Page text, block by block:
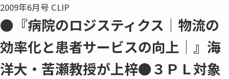
2009年6月号 CLIP
●『病院のロジスティクス│物流の
効率化と患者サービスの向上│』海
洋大・苦瀬教授が上梓●３ＰＬ対象